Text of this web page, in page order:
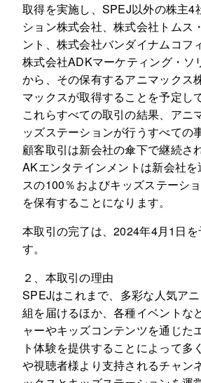
取得を実施し、SPEJ以外の株主4
ション株式会社、株式会社トムス
ント、株式会社バンダイナムコフ
株式会社ADKマーケティング・ソ
から、その保有するアニマックス
マックスが取得することを予定し
これらすべての取引の結果、アニ
ッズステーションが行うすべての
顧客取引は新会社の傘下で継続さ
AKエンタテインメントは新会社
スの100％およびキッズステーシ
を保有することになります。
本取引の完了は、2024年4月1日を
す。
２、本取引の理由
SPEJはこれまで、多彩な人気ア
組を届けるほか、各種イベントな
ャーやキッズコンテンツを通じた
ト体験を提供することによって多
や視聴者様より支持されるチャン